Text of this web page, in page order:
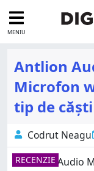
MENIU
Antlion
Microfon
tip de căști
Codrut Neagu
RECENZIE